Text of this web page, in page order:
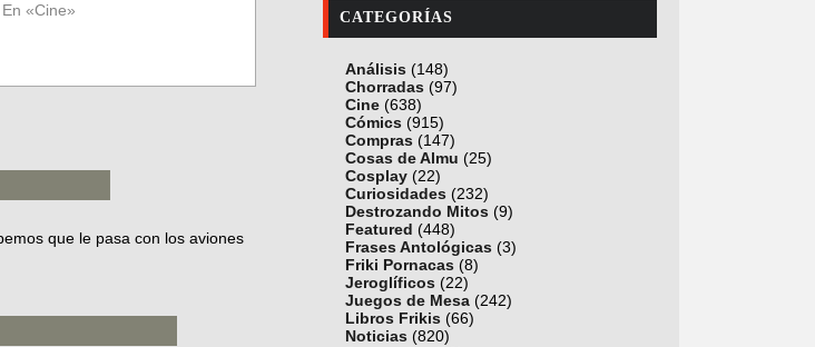
En «Cine»
que le pasa con los aviones
CATEGORÍAS
Análisis (148)
Chorradas (97)
Cine (638)
Cómics (915)
Compras (147)
Cosas de Almu (25)
Cosplay (22)
Curiosidades (232)
Destrozando Mitos (9)
Featured (448)
Frases Antológicas (3)
Friki Pornacas (8)
Jeroglíficos (22)
Juegos de Mesa (242)
Libros Frikis (66)
Noticias (820)